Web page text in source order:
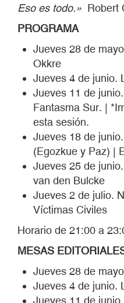
Eso es todo.» Robert
PROGRAMA
Jueves 28 de
Okkre
Jueves 4 de junio.
Jueves 11 de
Fantasma Sur. |
esta sesión.
Jueves 18 de
(Egozkue y Paz) |
Jueves 25 de
van den Bulcke
Jueves 2 de julio.
Víctimas Civiles
Horario de 21:00 a
MESAS
Jueves 28 de
Jueves 4 de junio.
Jueves 11 de